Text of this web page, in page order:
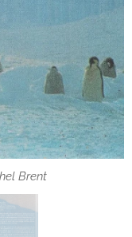
Brent
Brent
Brent